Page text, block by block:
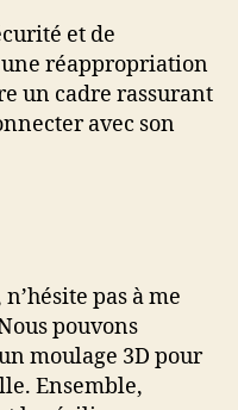
et de
réappropriation
un cadre rassurant
avec son
pas à me
pouvons
moulage 3D pour
Ensemble,